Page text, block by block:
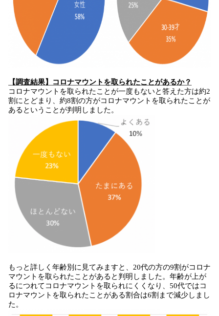
【調査結果】コロナマウントを取られたことがあるか？
コロナマウントを取られたことが一度もないと答えた方は約2
割にとどまり、約8割の方がコロナマウントを取られたことが
あるということが判明しました。
もっと詳しく年齢別に見てみますと、20代の方の9割がコロナ
マウントを取られたことがあると判明しました。年齢が上が
るにつれてコロナマウントを取られにくくなり、50代ではコ
ロナマウントを取られたことがある割合は6割まで減少しまし
た。